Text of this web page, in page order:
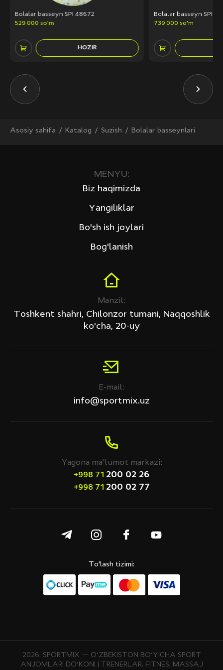
Bolalar basseyn SPI 48672
529 000 so'm
HOZIR
Bolalar basseyn SPI
739 000 so'm
Asosiy sahifa Katalog Suzish Bolalar basseynlari
Manzil:
Toshkent shahri, Chilonzor tumani, Naqqoshlik
ko'cha, 20-uy
E-mail:
info@sportmix.uz
Yagona ma'lumot markazi:
+998 71 200 02 26
+998 71 200 02 77
MENYU:
Biz haqimizda
Yangiliklar
Bo'sh ish joylari
Bog'lanish
To'lash tizimi:
2026. SPORTMIX — O‘ZBEKISTON BO‘YICHA SPORT
ANJOMLARI DO‘KONI | TRENERLAR, FITNES, MASSAJ